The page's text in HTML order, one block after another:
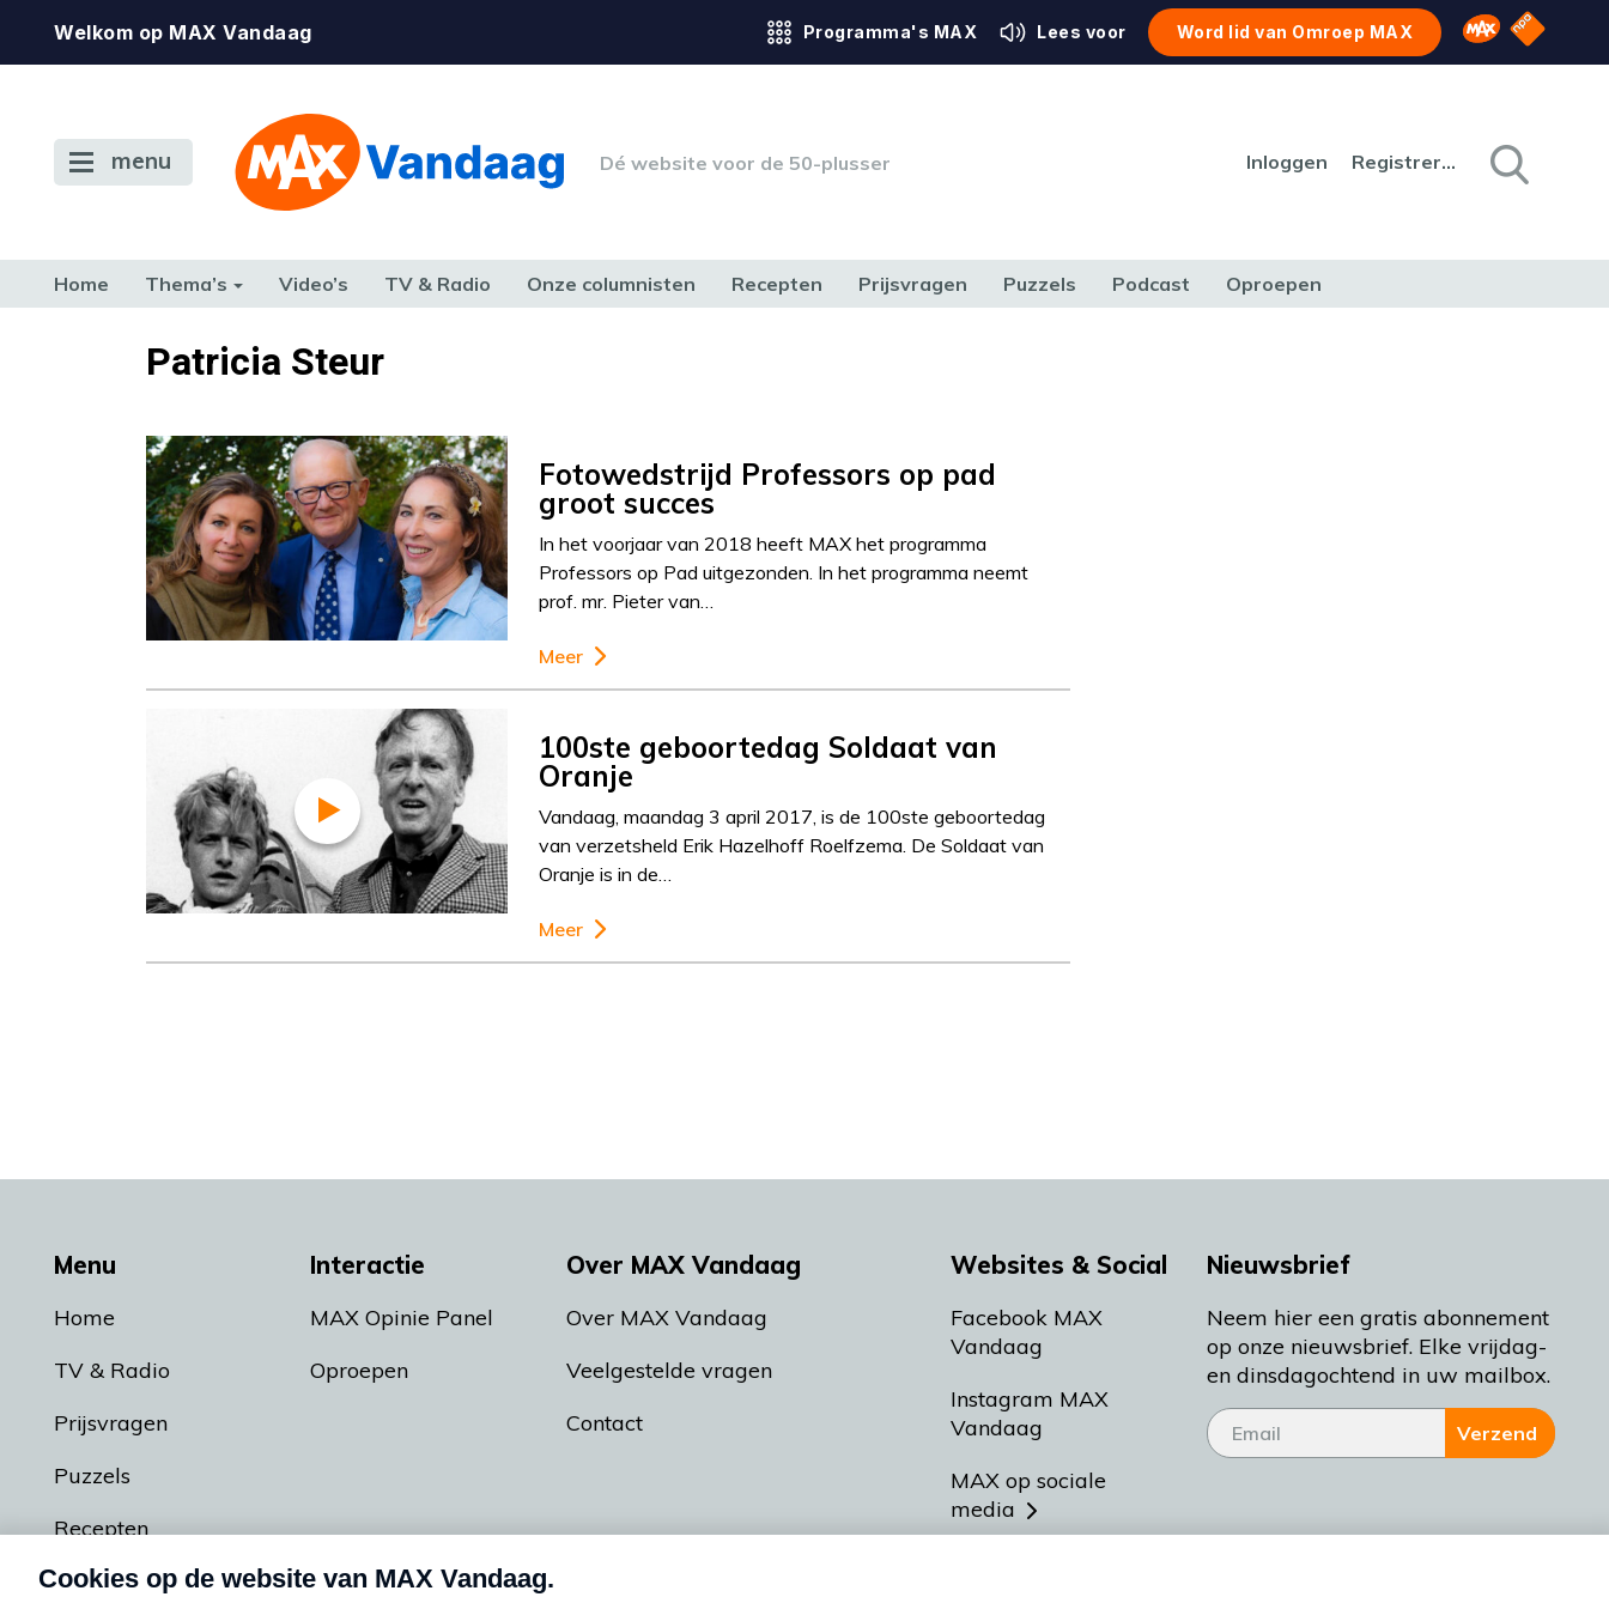
Welkom op MAX Vandaag Programma's MAX Lees voor Word lid van Omroep MAX Omroep MAX
NPO
menu Dé website voor de 50-plusser Inloggen Registreren
Home Thema’s Video’s TV & Radio Onze columnisten Recepten Prijsvragen Puzzels Podcast Oproepen
TERUG NAAR TOENPatricia Steur
Fotowedstrijd Professors op pad
groot succes
In het voorjaar van 2018 heeft MAX het programma
Professors op Pad uitgezonden. In het programma neemt
prof. mr. Pieter van…
Meer
100ste geboortedag Soldaat van
Oranje
Vandaag, maandag 3 april 2017, is de 100ste geboortedag
van verzetsheld Erik Hazelhoff Roelfzema. De Soldaat van
Oranje is in de…
Meer
Menu
Home
TV & Radio
Prijsvragen
Puzzels
Recepten
Podcasts
Interactie
MAX Opinie Panel
Oproepen
Over MAX Vandaag
Over MAX Vandaag
Veelgestelde vragen
Contact
Websites & Social
Facebook MAX
Vandaag
Instagram MAX
Vandaag
MAX op sociale
media
Nieuwsbrief
Neem hier een gratis abonnement
op onze nieuwsbrief. Elke vrijdag-
en dinsdagochtend in uw mailbox.
Verzend